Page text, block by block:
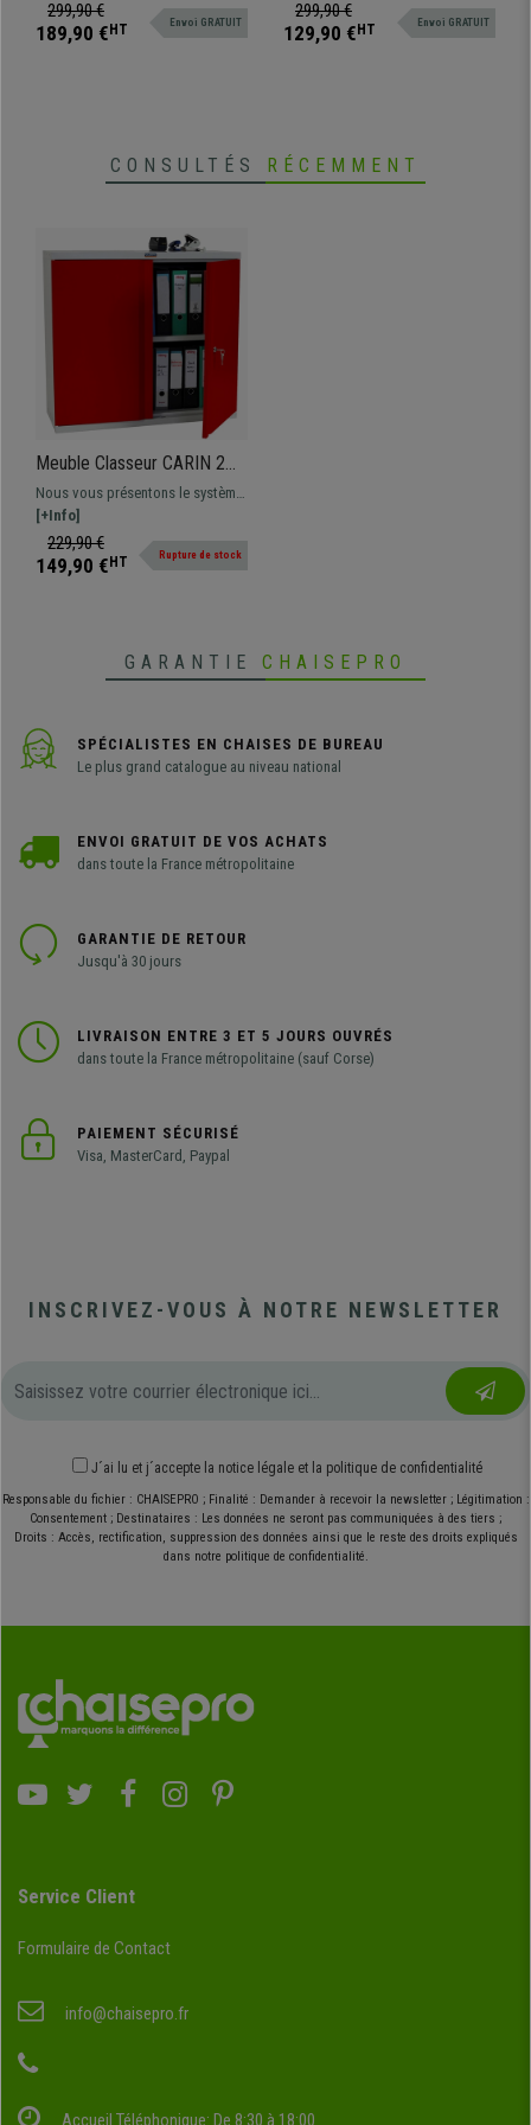
moderne avec nombreux espaces
de rangement, gain de place idéal
299,90 €
189,90 € HT Envoi GRATUIT
par son style, sa robustesse et sa
fonctionnalité. Disponible en deux
299,90 €
129,90 € HT Envoi GRATUIT
CONSULTÉS RÉCEMMENT
Meuble Classeur CARIN 2
PORTES, 84x92x37 cm, en
Acier, Rouge
Nous vous présentons le système
de rangement parfait pour le
bureau: la série CARIN. Il s'agit de
meubles classeurs robustes en
tous vos documents
[+Info]
229,90 €
149,90 € HT Rupture de stock
GARANTIE CHAISEPRO
SPÉCIALISTES EN CHAISES DE BUREAU
Le plus grand catalogue au niveau national
ENVOI GRATUIT DE VOS ACHATS
dans toute la France métropolitaine
GARANTIE DE RETOUR
Jusqu'à 30 jours
LIVRAISON ENTRE 3 ET 5 JOURS OUVRÉS
dans toute la France métropolitaine (sauf Corse)
PAIEMENT SÉCURISÉ
Visa, MasterCard, Paypal
INSCRIVEZ-VOUS À NOTRE NEWSLETTER
J´ai lu et j´accepte la notice légale et la politique de confidentialité
Responsable du fichier : CHAISEPRO ; Finalité : Demander à recevoir la newsletter ; Légitimation :
Consentement ; Destinataires : Les données ne seront pas communiquées à des tiers ;
Droits : Accès, rectification, suppression des données ainsi que le reste des droits expliqués
dans notre politique de confidentialité.
Service Client
Formulaire de Contact
info@chaisepro.fr
Accueil Téléphonique: De 8:30 à 18:00